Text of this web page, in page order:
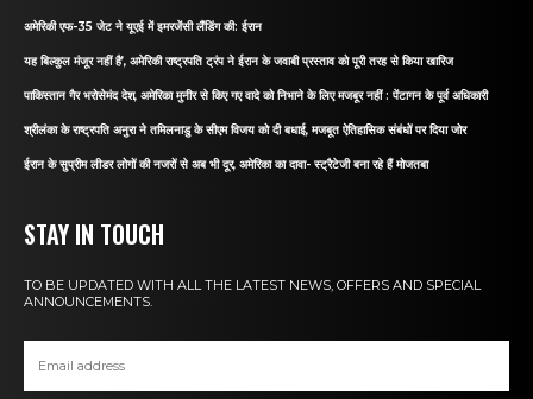
अमेरिकी एफ-35 जेट ने यूएई में इमरजेंसी लैंडिंग की: ईरान
यह बिल्कुल मंजूर नहीं है’, अमेरिकी राष्ट्रपति ट्रंप ने ईरान के जवाबी प्रस्ताव को पूरी तरह से किया खारिज
पाकिस्तान गैर भरोसेमंद देश, अमेरिका मुनीर से किए गए वादे को निभाने के लिए मजबूर नहीं : पेंटागन के पूर्व अधिकारी
श्रीलंका के राष्ट्रपति अनुरा ने तमिलनाडु के सीएम विजय को दी बधाई, मजबूत ऐतिहासिक संबंधों पर दिया जोर
ईरान के सुप्रीम लीडर लोगों की नजरों से अब भी दूर, अमेरिका का दावा- स्ट्रैटेजी बना रहे हैं मोजतबा
STAY IN TOUCH
TO BE UPDATED WITH ALL THE LATEST NEWS, OFFERS AND SPECIAL
ANNOUNCEMENTS.